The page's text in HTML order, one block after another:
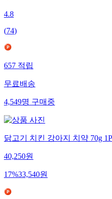
4.8
(74)
657 적립
무료배송
4,549명 구매중
닭고기 치킨 강아지 치약 70g
40,250원
17%33,540원